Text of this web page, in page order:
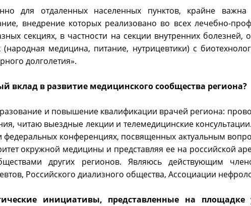
для отдаленных населенных пунктов, крайне
внедрение которых реализовано во всех лечебно-
секциях, в частности на секции внутренних болезней,
(народная медицина, питание, нутрицевтики) с
долголетия».
вклад в развитие медицинского сообщества региона?
и повышение квалификации врачей региона:
читаю выездные лекции и телемедицинские
федеральных конференциях, посвященных актуальным
окружной медицины и представляя ее на российской
других регионов. Являюсь действующим
Российского диализного общества, Ассоциации
инициативы, представленные на площадке